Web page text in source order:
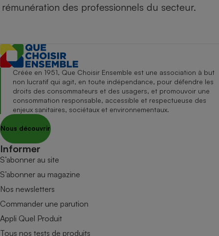
rémunération des professionnels du secteur.
Créée en 1951, Que Choisir Ensemble est une association à but
non lucratif qui agit, en toute indépendance, pour défendre les
droits des consommateurs et des usagers, et promouvoir une
consommation responsable, accessible et respectueuse des
enjeux sanitaires, sociétaux et environnementaux.
Nous découvrir
Informer
S’abonner au site
S’abonner au magazine
Nos newsletters
Commander une parution
Appli Quel Produit
Tous nos tests de produits